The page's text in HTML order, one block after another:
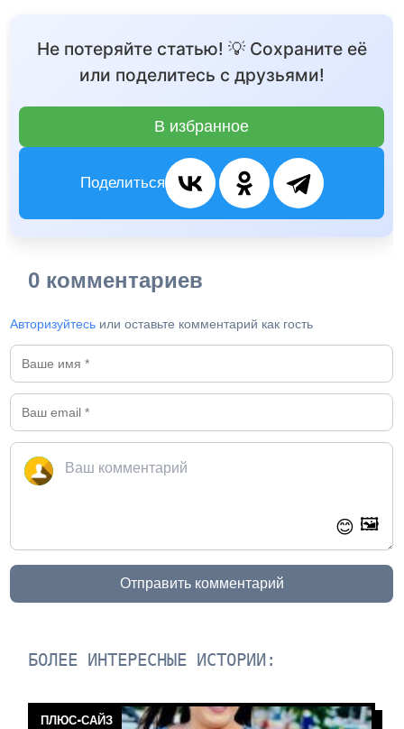
Не потеряйте статью! 💡 Сохраните её
или поделитесь с друзьями!
В избранное
Поделиться
0 комментариев
Авторизуйтесь или оставьте комментарий как гость
😊 🖼️
Отправить комментарий
БОЛЕЕ ИНТЕРЕСНЫЕ ИСТОРИИ:
ПЛЮС-САЙЗ